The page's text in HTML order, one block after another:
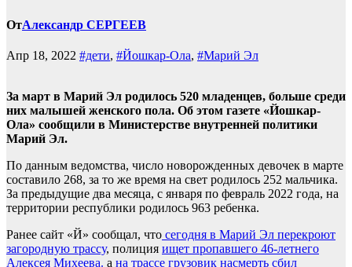
ОтАлександр СЕРГЕЕВ
Апр 18, 2022 #дети, #Йошкар-Ола, #Марий Эл
За март в Марий Эл родилось 520 младенцев, больше среди
них малышей женского пола. Об этом газете «Йошкар-
Ола» сообщили в Министерстве внутренней политики
Марий Эл.
По данным ведомства, число новорожденных девочек в марте
составило 268, за то же время на свет родилось 252 мальчика.
За предыдущие два месяца, с января по февраль 2022 года, на
территории республики родилось 963 ребенка.
Ранее сайт «Й» сообщал, что сегодня в Марий Эл перекроют
загородную трассу, полиция ищет пропавшего 46-летнего
Алексея Михеева. а на трассе грузовик насмерть сбил